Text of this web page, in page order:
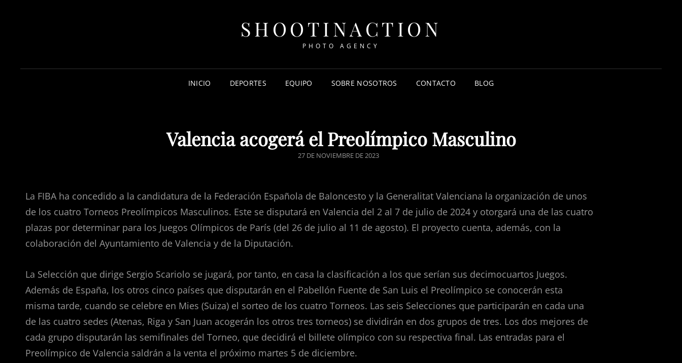
SHOOTINACTION
PHOTO AGENCY
INICIO DEPORTES EQUIPO SOBRE NOSOTROS CONTACTO BLOG
Valencia acogerá el Preolímpico Masculino
27 DE NOVIEMBRE DE 2023
La FIBA ha concedido a la candidatura de la Federación Española de Baloncesto y la Generalitat Valenciana la organización de unos
de los cuatro Torneos Preolímpicos Masculinos. Este se disputará en Valencia del 2 al 7 de julio de 2024 y otorgará una de las cuatro
plazas por determinar para los Juegos Olímpicos de París (del 26 de julio al 11 de agosto). El proyecto cuenta, además, con la
colaboración del Ayuntamiento de Valencia y de la Diputación.
La Selección que dirige Sergio Scariolo se jugará, por tanto, en casa la clasificación a los que serían sus decimocuartos Juegos.
Además de España, los otros cinco países que disputarán en el Pabellón Fuente de San Luis el Preolímpico se conocerán esta
misma tarde, cuando se celebre en Mies (Suiza) el sorteo de los cuatro Torneos. Las seis Selecciones que participarán en cada una
de las cuatro sedes (Atenas, Riga y San Juan acogerán los otros tres torneos) se dividirán en dos grupos de tres. Los dos mejores de
cada grupo disputarán las semifinales del Torneo, que decidirá el billete olímpico con su respectiva final. Las entradas para el
Preolímpico de Valencia saldrán a la venta el próximo martes 5 de diciembre.